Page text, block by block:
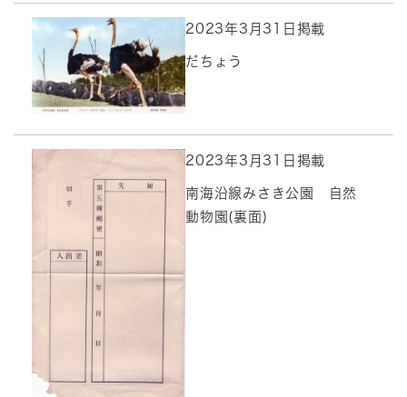
2023年3月31日掲載
だちょう
2023年3月31日掲載
南海沿線みさき公園 自然
動物園(裏面)